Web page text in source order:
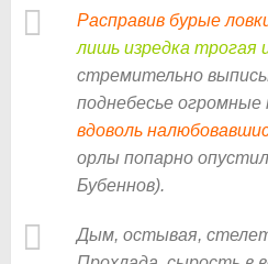
Расправив бурые
лишь изредка трогая
стремительно
поднебесье огромные
вдоволь
орлы попарно
Бубеннов).
Дым, остывая,